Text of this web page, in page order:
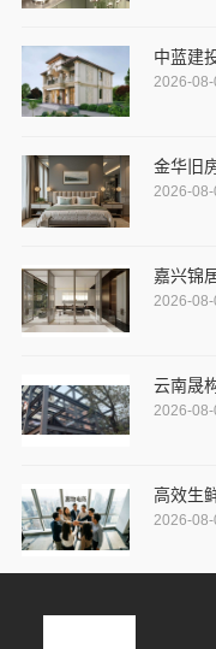
中蓝建
2026-08-
金华旧
2026-08-
嘉兴锦
2026-08-
云南晟
2026-08-
高效生
2026-08-